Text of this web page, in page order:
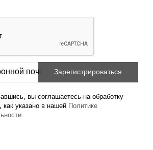
вы соглашаетесь на обработку
указано в нашей
Политике
.